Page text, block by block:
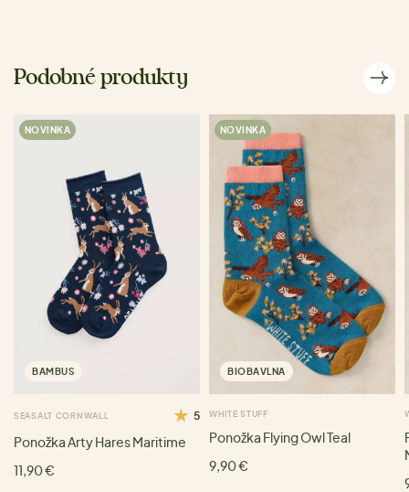
Podobné produkty
NOVINKA
BAMBUS
SEASALT CORNWALL 5
Ponožka Arty Hares Maritime
11,90 €
NOVINKA
BIOBAVLNA
WHITE STUFF
Ponožka Flying Owl Teal
9,90 €